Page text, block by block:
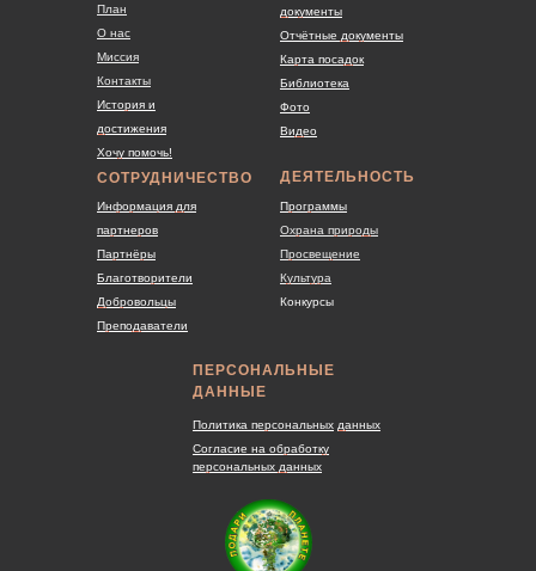
ДЕЯТЕЛЬНОСТЬ
ПЕРСОНАЛЬНЫЕ
ДАННЫЕ
План
О нас
Миссия
Контакты
История и
достижения
Хочу помочь!
Программы
Охрана природы
Просвещение
Культура
Конкурсы
СОТРУДНИЧЕСТВО
Информация для
партнеров
Партнёры
Благотворители
Добровольцы
Преподаватели
документы
Отчётные документы
Карта посадок
Библиотека
Фото
Видео
Политика персональных данных
Согласие на обработку
персональных данных